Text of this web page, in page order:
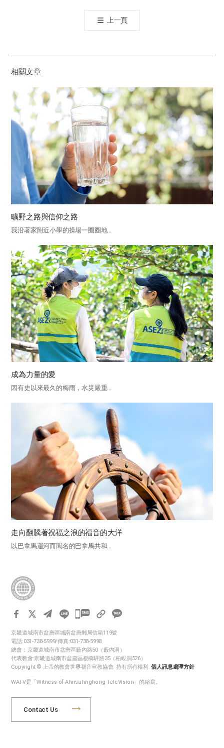
톡
공
기
上一頁
相關文章
曠野之路與信仰之路
我沿著家附近小學的操場一圈圈地...
成為力量的愛
因有史以來最久的梅雨，水災嚴重...
走向翻騰著祝福之浪的福音的大洋
以巴拿馬運河而聞名的巴拿馬共和...
카
오
톡
공
하
京畿道城南市盆唐區城南盆唐郵局信箱119號
電話:031-738-5999/傳真:031-738-5998
總會：京畿道城南市盆唐區藪內路50（藪內洞）
代表教會:京畿道城南市盆唐區板橋驛路35（柏峴洞526）
Copyright © 上帝的教會世界福音宣教協會. 持有所有權利.個人訊息處理方針
WATV是「Witness of Ahnsahnghong TeleVision」的縮寫。
Contact Us